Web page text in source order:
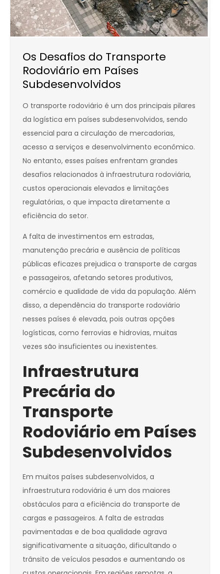
Os Desafios do Transporte
Rodoviário em Países
Subdesenvolvidos
O transporte rodoviário é um dos principais pilares
da logística em países subdesenvolvidos, sendo
essencial para a circulação de mercadorias,
acesso a serviços e desenvolvimento econômico.
No entanto, esses países enfrentam grandes
desafios relacionados à infraestrutura rodoviária,
custos operacionais elevados e limitações
regulatórias, o que impacta diretamente a
eficiência do setor.
A falta de investimentos em estradas,
manutenção precária e ausência de políticas
públicas eficazes prejudica o transporte de cargas
e passageiros, afetando setores produtivos,
comércio e qualidade de vida da população. Além
disso, a dependência do transporte rodoviário
nesses países é elevada, pois outras opções
logísticas, como ferrovias e hidrovias, muitas
vezes são insuficientes ou inexistentes.
Infraestrutura
Precária do
Transporte
Rodoviário em Países
Subdesenvolvidos
Em muitos países subdesenvolvidos, a
infraestrutura rodoviária é um dos maiores
obstáculos para a eficiência do transporte de
cargas e passageiros. A falta de estradas
pavimentadas e de boa qualidade agrava
significativamente a situação, dificultando o
trânsito de veículos pesados e aumentando os